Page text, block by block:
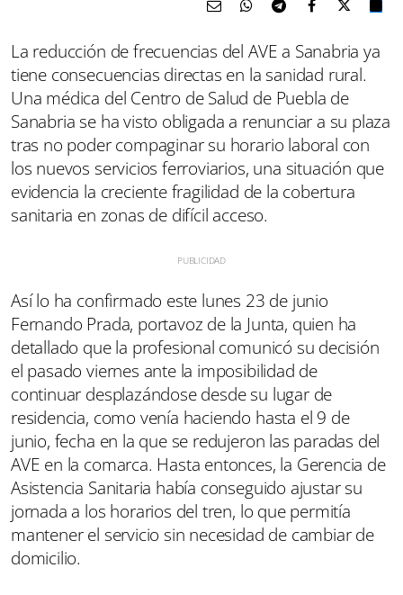
La reducción de frecuencias del AVE a Sanabria ya
tiene consecuencias directas en la sanidad rural.
Una médica del Centro de Salud de Puebla de
Sanabria se ha visto obligada a renunciar a su plaza
tras no poder compaginar su horario laboral con
los nuevos servicios ferroviarios, una situación que
evidencia la creciente fragilidad de la cobertura
sanitaria en zonas de difícil acceso.
Así lo ha confirmado este lunes 23 de junio
Fernando Prada, portavoz de la Junta, quien ha
detallado que la profesional comunicó su decisión
el pasado viernes ante la imposibilidad de
continuar desplazándose desde su lugar de
residencia, como venía haciendo hasta el 9 de
junio, fecha en la que se redujeron las paradas del
AVE en la comarca. Hasta entonces, la Gerencia de
Asistencia Sanitaria había conseguido ajustar su
jornada a los horarios del tren, lo que permitía
mantener el servicio sin necesidad de cambiar de
domicilio.